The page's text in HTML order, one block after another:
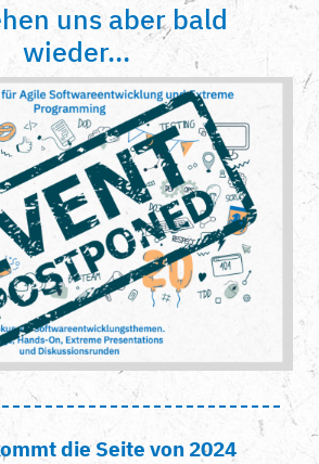
uns aber bald
wieder...
die Seite von 2024